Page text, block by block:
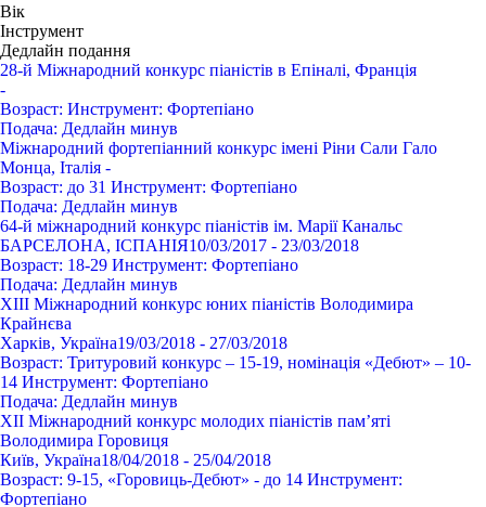
Вік
Інструмент
Дедлайн подання
28-й Міжнародний конкурс піаністів в Епіналі, Франція
-
Возраст: Инструмент: Фортепіано
Подача: Дедлайн минув
Міжнародний фортепіанний конкурс імені Ріни Сали Гало
Монца, Італія -
Возраст: до 31 Инструмент: Фортепіано
Подача: Дедлайн минув
64-й міжнародний конкурс піаністів ім. Марії Канальс
БАРСЕЛОНА, ІСПАНІЯ10/03/2017 - 23/03/2018
Возраст: 18-29 Инструмент: Фортепіано
Подача: Дедлайн минув
ХIII Міжнародний конкурс юних піаністів Володимира
Крайнєва
Харків, Україна19/03/2018 - 27/03/2018
Возраст: Тритуровий конкурс – 15-19, номінація «Дебют» – 10-
14 Инструмент: Фортепіано
Подача: Дедлайн минув
XII Міжнародний конкурс молодих піаністів пам’яті
Володимира Горовиця
Київ, Україна18/04/2018 - 25/04/2018
Возраст: 9-15, «Горовиць-Дебют» - до 14 Инструмент:
Фортепіано